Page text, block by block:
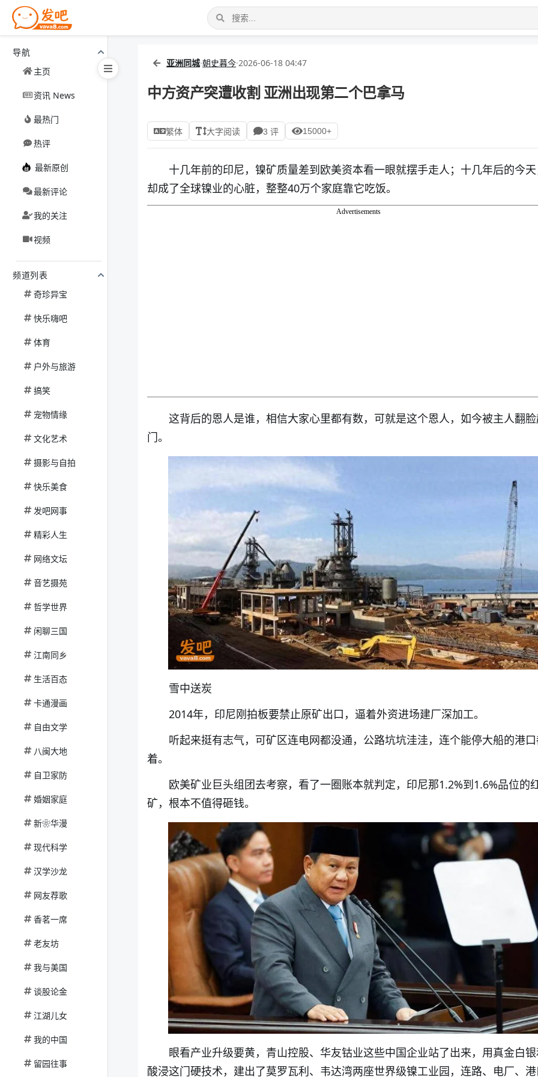
导航
主页
资讯 News
最热门
热评
最新原创
最新评论
我的关注
视频
频道列表
奇珍异宝
快乐嗨吧
体育
户外与旅游
搞笑
宠物情缘
文化艺术
摄影与自拍
快乐美食
发吧网事
精彩人生
网络文坛
音艺摄苑
哲学世界
闲聊三国
江南同乡
生活百态
卡通漫画
自由文学
八闽大地
自卫家防
婚姻家庭
新❀华漫
现代科学
汉学沙龙
网友荐歌
香茗一席
老友坊
我与美国
谈股论金
江湖儿女
我的中国
留园往事
亚洲同城·朝史暮今·2026-06-18 04:47
中方资产突遭收割 亚洲出现第二个巴拿马
繁体 大字阅读 3 评 15000+
十几年前的印尼，镍矿质量差到欧美资本看一眼就摆手走人；十几年后的今
却成了全球镍业的心脏，整整40万个家庭靠它吃饭。
Advertisements
这背后的恩人是谁，相信大家心里都有数，可就是这个恩人，如今被主人翻
门。
雪中送炭
2014年，印尼刚拍板要禁止原矿出口，逼着外资进场建厂深加工。
听起来挺有志气，可矿区连电网都没通，公路坑坑洼洼，连个能停大船的港
着。
欧美矿业巨头组团去考察，看了一圈账本就判定，印尼那1.2%到1.6%品位的
矿，根本不值得砸钱。
眼看产业升级要黄，青山控股、华友钴业这些中国企业站了出来，用真金白
酸浸这门硬技术，建出了莫罗瓦利、韦达湾两座世界级镍工业园，连路、电厂、